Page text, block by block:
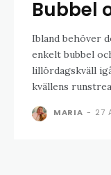
Bubbel
Ibland behöver
enkelt bubbel
lillördagskväll
kvällens
MARIA - 27